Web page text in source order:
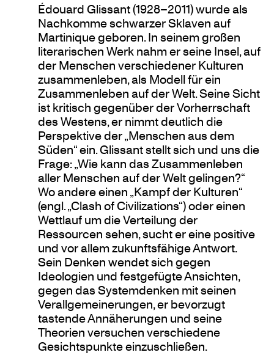
Édouard Glissant (1928–2011) wurde als
Nachkomme schwarzer Sklaven auf
Martinique geboren. In seinem großen
literarischen Werk nahm er seine Insel, auf
der Menschen verschiedener Kulturen
zusammenleben, als Modell für ein
Zusammenleben auf der Welt. Seine Sicht
ist kritisch gegenüber der Vorherrschaft
des Westens, er nimmt deutlich die
Perspektive der „Menschen aus dem
Süden“ ein. Glissant stellt sich und uns die
Frage: „Wie kann das Zusammenleben
aller Menschen auf der Welt gelingen?“
Wo andere einen „Kampf der Kulturen“
(engl. „Clash of Civilizations“) oder einen
Wettlauf um die Verteilung der
Ressourcen sehen, sucht er eine positive
und vor allem zukunftsfähige Antwort.
Sein Denken wendet sich gegen
Ideologien und festgefügte Ansichten,
gegen das Systemdenken mit seinen
Verallgemeinerungen, er bevorzugt
tastende Annäherungen und seine
Theorien versuchen verschiedene
Gesichtspunkte einzuschließen.